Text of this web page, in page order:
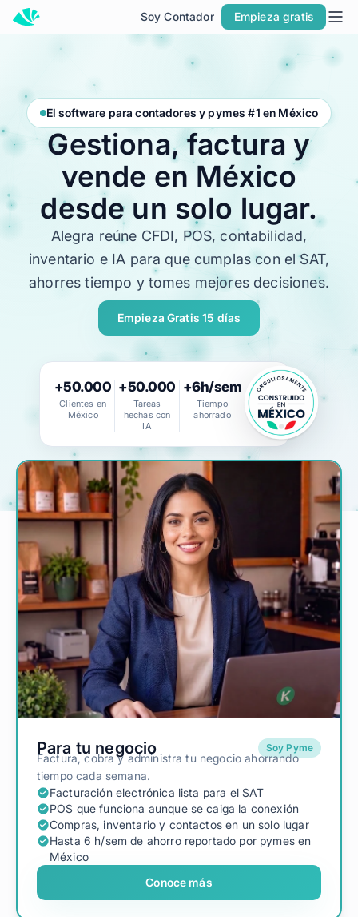
Soy Contador Empieza gratis
Inicio
Precios
Soy Contador
MÁS SOLUCIONES PARA TU NEGOCIO
Facturación
Contabilidad
POS
PARA CONTADORES
Alegra para Contadores
Alegra Calcula
Iniciar Sesión
El software para contadores y pymes #1 en México
Gestiona, factura y
vende en México
desde un solo lugar.
Alegra reúne CFDI, POS, contabilidad,
inventario e IA para que cumplas con el SAT,
ahorres tiempo y tomes mejores decisiones.
Empieza Gratis 15 días
+50.000
Clientes en
México
+50.000
Tareas
hechas con
IA
+6h/sem
Tiempo
ahorrado
Para tu negocio Soy Pyme
Factura, cobra y administra tu negocio ahorrando
tiempo cada semana.
Facturación electrónica lista para el SAT
POS que funciona aunque se caiga la conexión
Compras, inventario y contactos en un solo lugar
Hasta 6 h/sem de ahorro reportado por pymes en
México
Conoce más